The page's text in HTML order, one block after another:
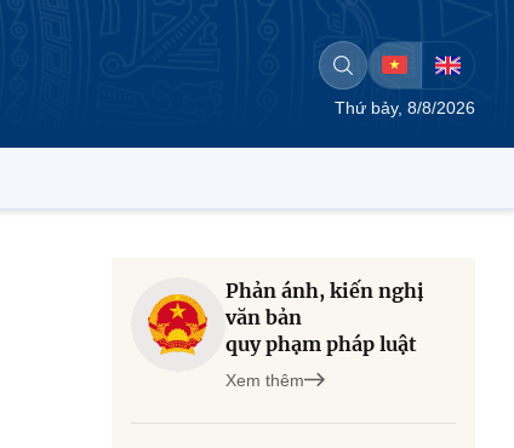
Thứ bảy, 8/8/2026
Phản ánh, kiến nghị
văn bản
quy phạm pháp luật
Xem thêm